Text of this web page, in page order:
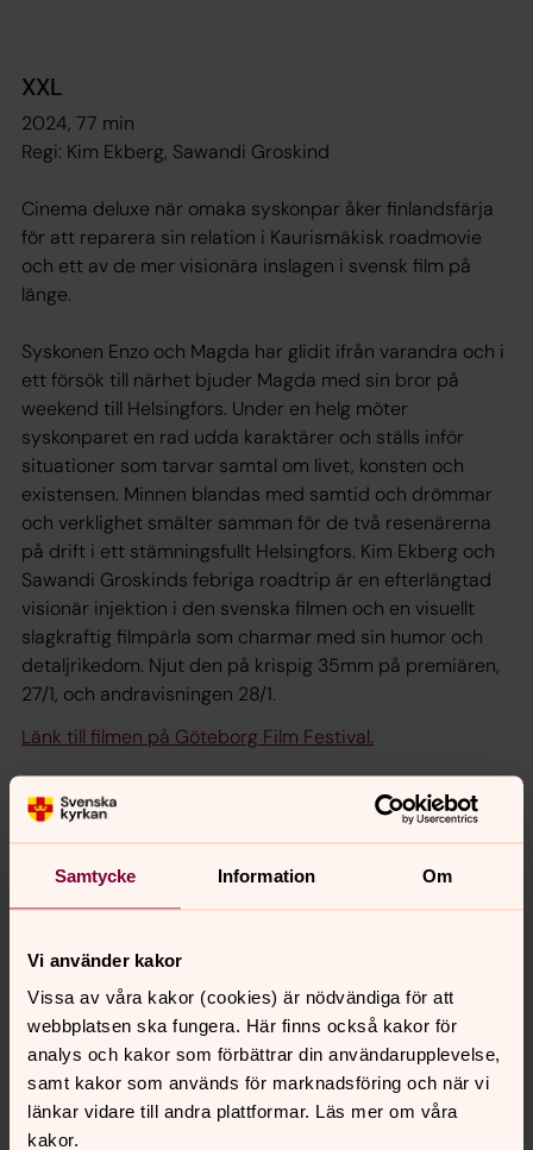
Samtycke Information Om
Vi använder kakor
Vissa av våra kakor (cookies) är nödvändiga för att
webbplatsen ska fungera. Här finns också kakor för
analys och kakor som förbättrar din användarupplevelse,
samt kakor som används för marknadsföring och när vi
länkar vidare till andra plattformar. Läs mer om våra
kakor.
XXL
2024, 77 min
Regi: Kim Ekberg, Sawandi Groskind
Cinema deluxe när omaka syskonpar åker finlandsfärja
för att reparera sin relation i Kaurismäkisk roadmovie
och ett av de mer visionära inslagen i svensk film på
länge.
Syskonen Enzo och Magda har glidit ifrån varandra och i
ett försök till närhet bjuder Magda med sin bror på
weekend till Helsingfors. Under en helg möter
syskonparet en rad udda karaktärer och ställs inför
situationer som tarvar samtal om livet, konsten och
existensen. Minnen blandas med samtid och drömmar
och verklighet smälter samman för de två resenärerna
på drift i ett stämningsfullt Helsingfors. Kim Ekberg och
Sawandi Groskinds febriga roadtrip är en efterlängtad
visionär injektion i den svenska filmen och en visuellt
slagkraftig filmpärla som charmar med sin humor och
detaljrikedom. Njut den på krispig 35mm på premiären,
27/1, och andravisningen 28/1.
Länk till filmen på Göteborg Film Festival.
Bye Bye Boredom
2024, 78 min
Bland hästar, epatraktorer och övergivna hus berättas
en lågmäld och gripande historia om sorg, skuld och
droger.
13-åriga Jackie och hennes bästa vän Nova gör det
mesta ihop. De hänger i hästhagen, kör epa och tar